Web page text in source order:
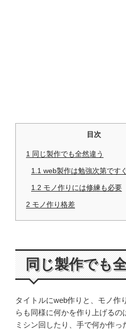
目次
1 同じ製作でも全然違う
1.1 web製作は勉強次第です
1.2 モノ作りには修練も必要
2 モノ作り格差
同じ製作でも
タイトルにweb作りと、モノ作
らも同様に何かを作り上げるの
ミシン回したり、手で何か作っ